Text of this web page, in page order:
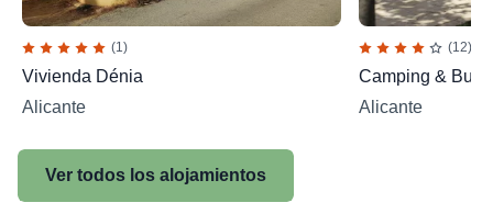
(1)
Vivienda Dénia
Alicante
(12)
Camping &
Alicante
Ver todos los alojamientos